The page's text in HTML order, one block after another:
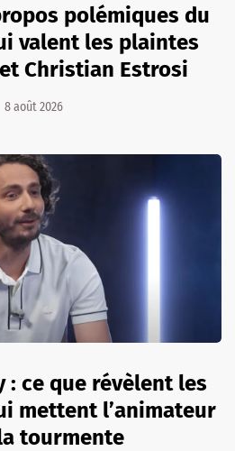
polémiques du
valent les plaintes
Christian Estrosi
8 août 2026
: ce que révèlent les
mettent l’animateur
tourmente